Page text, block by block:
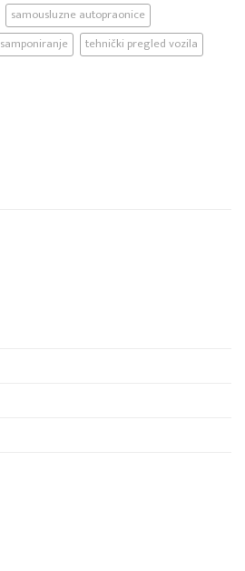
samousluzne autopraonice
samponiranje
tehnički pregled vozila